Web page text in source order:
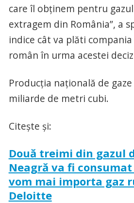
care îl obţinem pentru
extragem din România”, a
indice cât va plăti
român în urma acestei
Producţia naţională de gaze
miliarde de metri cubi.
Citeşte şi:
Două treimi din gazul
Neagră va fi
vom mai importa gaz
Deloitte